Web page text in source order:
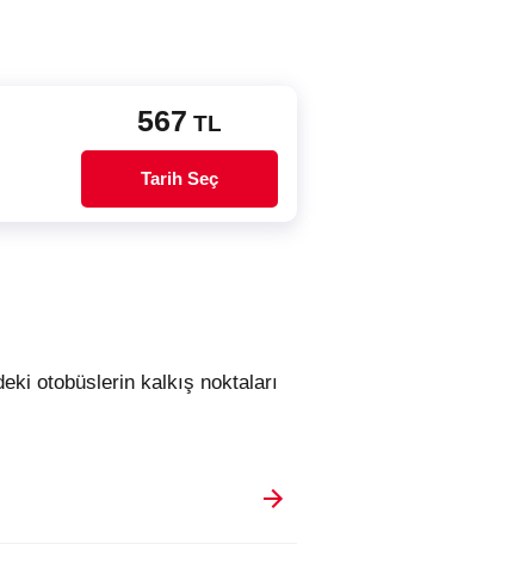
567 TL
Tarih Seç